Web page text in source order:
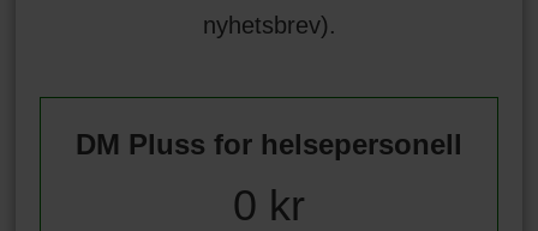
nyhetsbrev).
DM Pluss for helsepersonell
0 kr